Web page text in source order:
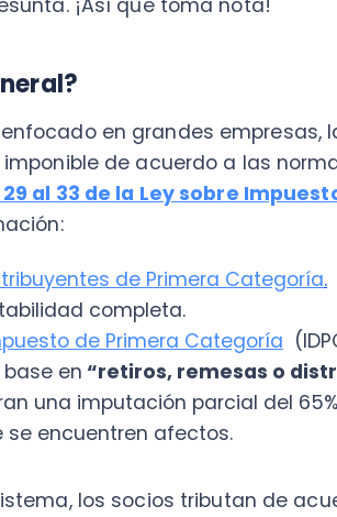
completa.
de Primera Categoría
(IDPC)
en
“retiros, remesas o
imputación parcial del 65% del
encuentren afectos.
los socios tributan de acuerdo a
de crédito de este impuesto.
aquellos contribuyentes que
de ingresos del giro y capital.
son micro, pequeñas y
un capital de inicio de actividades